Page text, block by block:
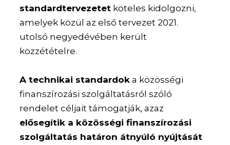
standardtervezetet köteles kidolgozni,
amelyek közül az első tervezet 2021.
utolsó negyedévében került
közzétételre.
A technikai standardok a közösségi
finanszírozási szolgáltatásról szóló
rendelet céljait támogatják, azaz
elősegítik a közösségi finanszírozási
szolgáltatás határon átnyúló nyújtását